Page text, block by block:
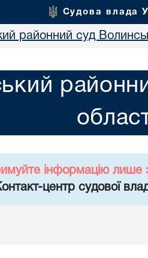
Судова влада
районний суд
інформацію лише
центр судової